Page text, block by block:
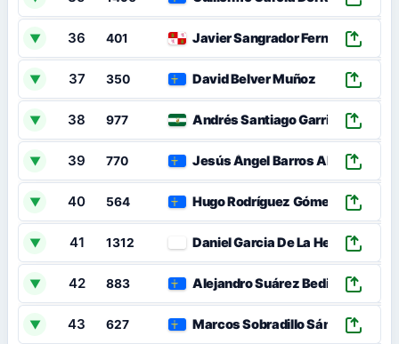
▼ 36 401 Javier Sangrador Fernández
▼ 37 350 David Belver Muñoz
▼ 38 977 Andrés Santiago Garrido
▼ 39 770 Jesús Ángel Barros Abarrio
▼ 40 564 Hugo Rodríguez Gómez
▼ 41 1312 Daniel Garcia De La Hera
▼ 42 883 Alejandro Suárez Bedia
▼ 43 627 Marcos Sobradillo Sánchez